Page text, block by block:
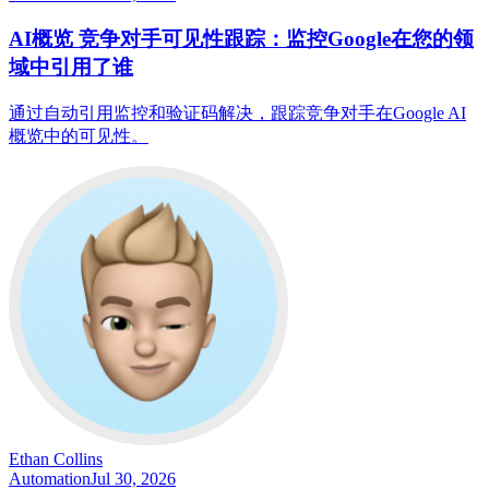
AI概览 竞争对手可见性跟踪：监控Google在您的领
域中引用了谁
通过自动引用监控和验证码解决，跟踪竞争对手在Google AI
概览中的可见性。
Ethan Collins
AutomationJul 30, 2026